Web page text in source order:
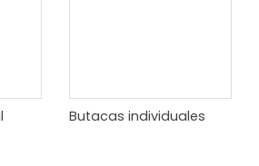
Butacas individuales